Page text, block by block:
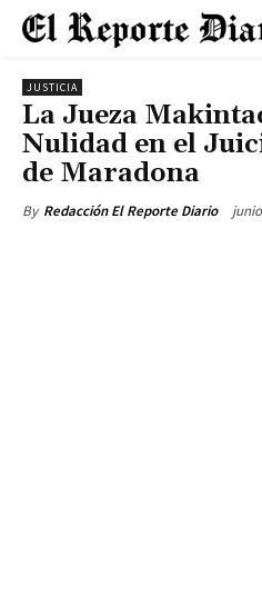
JUSTICIA
La Jueza
Nulidad en el
de Maradona
By Redacción El Reporte Diario